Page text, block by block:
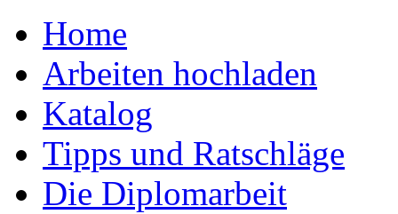
Home
Arbeiten hochladen
Katalog
Tipps und Ratschläge
Die Diplomarbeit